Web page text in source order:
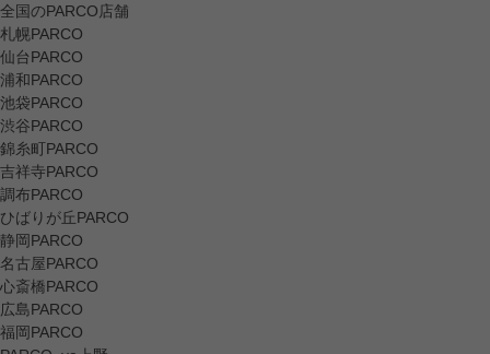
全国のPARCO店舗
札幌PARCO
仙台PARCO
浦和PARCO
池袋PARCO
渋谷PARCO
錦糸町PARCO
吉祥寺PARCO
調布PARCO
ひばりが丘PARCO
静岡PARCO
名古屋PARCO
心斎橋PARCO
広島PARCO
福岡PARCO